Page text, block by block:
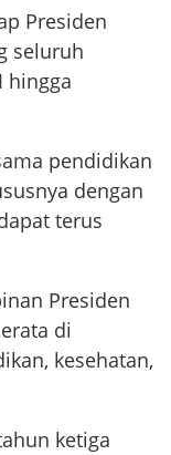
Presiden
seluruh
hingga
pendidikan
dengan
terus
Presiden
di
kesehatan,
ketiga